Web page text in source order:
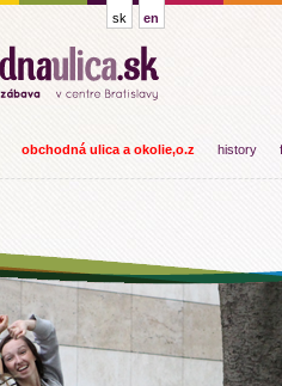
sk en
obchodná ulica a okolie,o.z history